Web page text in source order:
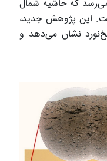
که حاشیه شمال
این پژوهش جدید،
نشان می‌دهد و